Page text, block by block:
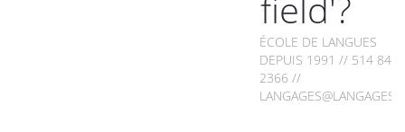
ÉCOLE DE LANGUES
DEPUIS 1991 // 514 849-
2366 //